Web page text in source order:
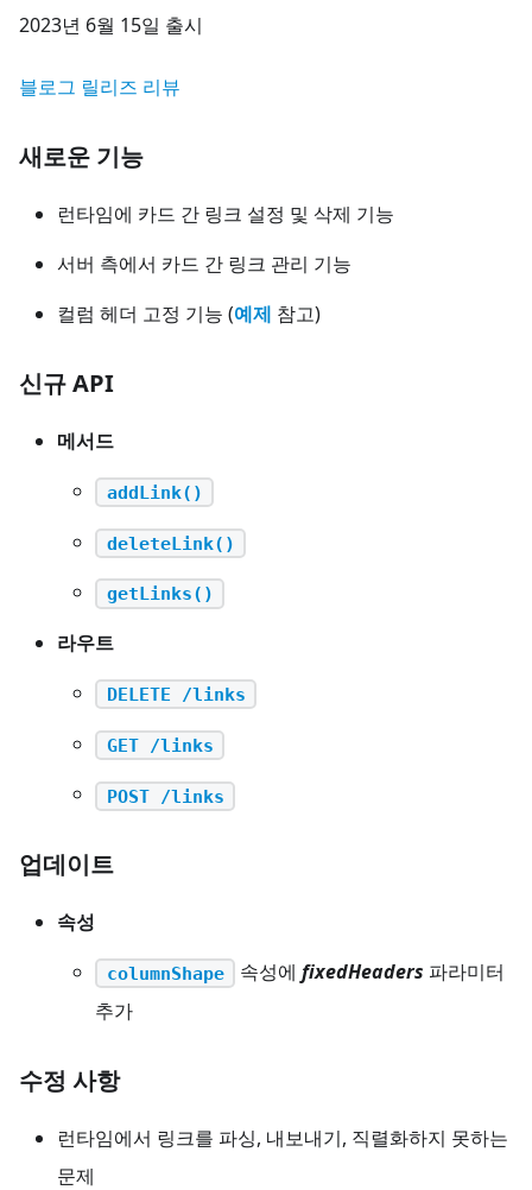
2023년 6월 15일 출시
블로그 릴리즈 리뷰
새로운 기능
런타임에 카드 간 링크 설정 및 삭제 기능
서버 측에서 카드 간 링크 관리 기능
컬럼 헤더 고정 기능 (예제 참고)
신규 API
메서드
addLink()
deleteLink()
getLinks()
라우트
DELETE /links
GET /links
POST /links
업데이트
속성
columnShape 속성에fixedHeaders 파라미터
추가
수정 사항
런타임에서 링크를 파싱, 내보내기, 직렬화하지 못하는
문제